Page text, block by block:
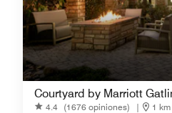
Courtyard by Marriott
4.4 (1676 opiniones) |
1